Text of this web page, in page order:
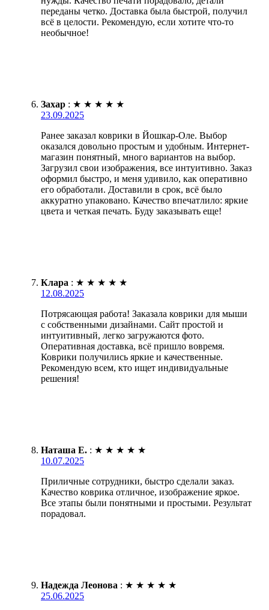
переданы четко. Доставка была быстрой, получил
всё в целости. Рекомендую, если хотите что-то
необычное!
Захар : ★ ★ ★ ★ ★
23.09.2025
Ранее заказал коврики в Йошкар-Оле. Выбор
оказался довольно простым и удобным. Интернет-
магазин понятный, много вариантов на выбор.
Загрузил свои изображения, все интуитивно. Заказ
оформил быстро, и меня удивило, как оперативно
его обработали. Доставили в срок, всё было
аккуратно упаковано. Качество впечатлило: яркие
цвета и четкая печать. Буду заказывать еще!
Клара : ★ ★ ★ ★ ★
12.08.2025
Потрясающая работа! Заказала коврики для мыши
с собственными дизайнами. Сайт простой и
интуитивный, легко загружаются фото.
Оперативная доставка, всё пришло вовремя.
Коврики получились яркие и качественные.
Рекомендую всем, кто ищет индивидуальные
решения!
Наташа Е. : ★ ★ ★ ★ ★
10.07.2025
Приличные сотрудники, быстро сделали заказ.
Качество коврика отличное, изображение яркое.
Все этапы были понятными и простыми. Результат
порадовал.
Надежда Леонова : ★ ★ ★ ★ ★
25.06.2025